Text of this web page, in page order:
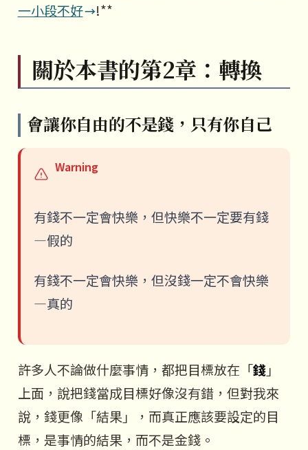
一小段不好
!**
關於本書的第2章：轉換
會讓你自由的不是錢，只有你自己
Warning
有錢不一定會快樂，但快樂不一定要有錢
—假的
有錢不一定會快樂，但沒錢一定不會快樂
—真的
許多人不論做什麼事情，都把目標放在「錢」
上面，說把錢當成目標好像沒有錯，但對我來
說，錢更像「結果」，而真正應該要設定的目
標，是事情的結果，而不是金錢。